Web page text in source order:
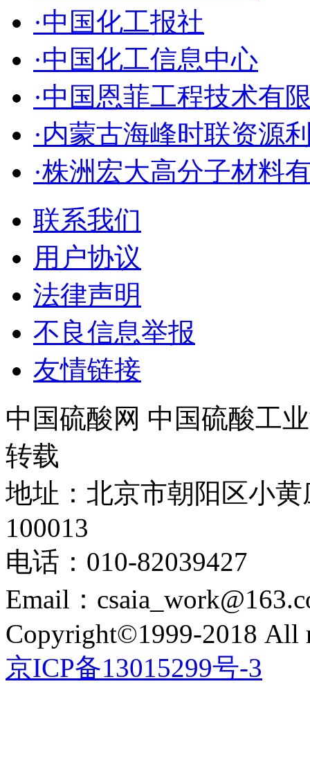
·中国化工报社
·中国化工信息中心
·中国恩菲工程技术有
·内蒙古海峰时联资源
·株洲宏大高分子材料
联系我们
用户协议
法律声明
不良信息举报
友情链接
中国硫酸网 中国硫酸工
转载
地址：北京市朝阳区小
100013
电话：010-82039427
Email：
Copyright©1999-2018 All
京ICP备13015299号-3